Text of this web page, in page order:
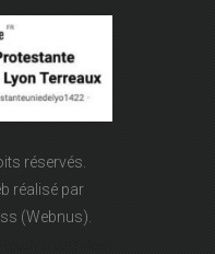
réservés.
réalisé par
(Webnus).